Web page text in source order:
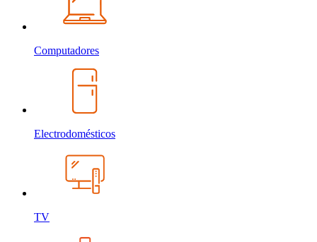
Computadores
Electrodomésticos
TV